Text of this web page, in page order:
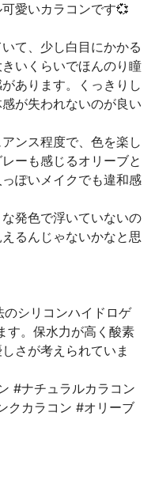
愛いカラコンです💞
て、少し白目にかかる
いくらいでほんのり瞳
あります。くっきりし
が失われないのが良い
ンス程度で、色を楽し
ーも感じるオリーブと
ぽいメイクでも違和感
発色で浮いていないの
るんじゃないかなと思
シリコンハイドロゲ
す。保水力が高く酸素
さが考えられていま
#ナチュラルカラコン
クカラコン #オリーブ